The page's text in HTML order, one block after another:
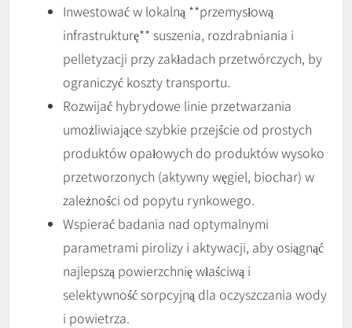
Inwestować w lokalną **przemysłową
infrastrukturę** suszenia, rozdrabniania i
pelletyzacji przy zakładach przetwórczych, by
ograniczyć koszty transportu.
Rozwijać hybrydowe linie przetwarzania
umożliwiające szybkie przejście od prostych
produktów opałowych do produktów wysoko
przetworzonych (aktywny węgiel, biochar) w
zależności od popytu rynkowego.
Wspierać badania nad optymalnymi
parametrami pirolizy i aktywacji, aby osiągnąć
najlepszą powierzchnię właściwą i
selektywność sorpcyjną dla oczyszczania wody
i powietrza.